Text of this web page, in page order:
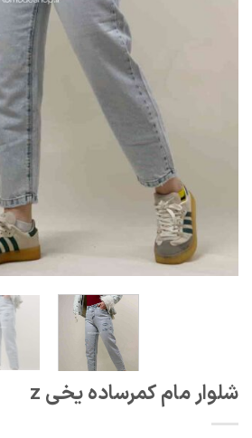
شلوار مام کمرساده یخی z